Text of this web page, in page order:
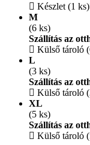
Készlet (1 ks)
M
(6 ks)
Szállítás az
Külső tároló
L
(3 ks)
Szállítás az
Külső tároló
XL
(5 ks)
Szállítás az
Külső tároló